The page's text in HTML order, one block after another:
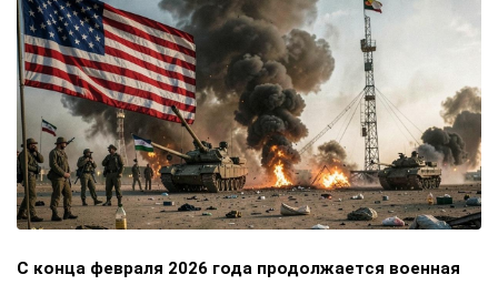
С конца февраля 2026 года продолжается военная